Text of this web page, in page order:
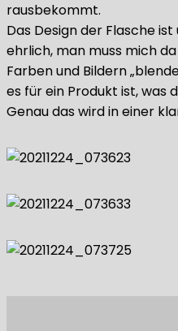
rausbekommt.
Das Design der Flasche
ehrlich, man muss mich
Farben und Bildern
es für ein Produkt ist, was
Genau das wird in einer